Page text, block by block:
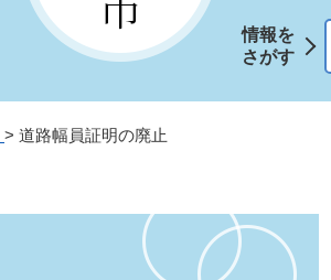
情報を
さがす
> 道路幅員証明の廃止